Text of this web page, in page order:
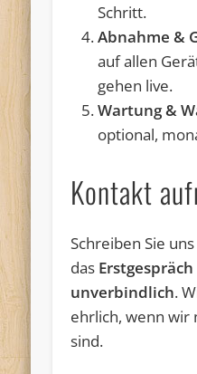
Schritt.
Abnahme &
auf allen
gehen live.
Wartung &
optional,
Kontakt
Schreiben Sie
das
unverbindlich.
ehrlich, wenn wir
sind.